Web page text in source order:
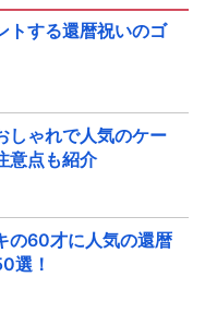
トする還暦祝いのゴ
しゃれで人気のケー
意点も紹介
の60才に人気の還暦
選！